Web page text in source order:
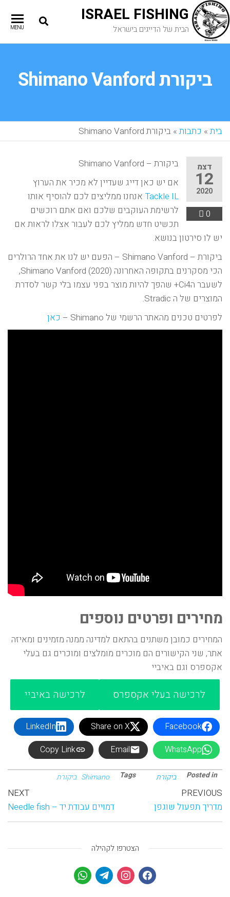
ISRAEL FISHING
הבית של הדייגים בישראל MENU
ביקורת Shimano Vanford
בית» כתבות» ביקורת Shimano Vanford
דצמ
12
2020
0
ביקורת – Shimano Vanford
אם יש כאן דייג שעדיין לא מכיר את הערוץ
Tackle IL אנחנו ממליצים לכם להוסיף אותו
לרשימת העוקבים שלכם ואם אתם רוכשים
תכשיט חדש ממליץ לכם לעבור אצלו לראות אם
יש לו סירטון בנושא.
ביקורת – Shimano Vanford – הפעם יש לנו את אחד הרולרים
הכי מסקרנים בתקופה האחרונה (2020) Shimano Vanford,
לשעבר הCi4+ שהפך להיות מוצר בפני עצמו בלי קשר לסדרת
המוצרים של ה Stradic.
לפרטים טכנים מהאתר הרשמי של Shimano –
כאן
מחירים ופרטים נוספים
המחירים כמובן משתנים בהתאם למדינה ממנה מזמינים ומאיזה
אתר, שני הקישורים הם מוכרים מומלצים ומוכרים גם בעלי
אקספרס וגם באיביי
לרכישה בעלי אקספרס לרכישה באיביי
Facebook
Share on X
LinkedIn
WhatsApp
Email
Copy Link
Posted in ביקורת Tags
Shimano ביקורת
PREVIOUS
מדריך תפעול שוגפן
NEXT
דמויים עבודת יד – Needle fish
הצטרפו לקהילה